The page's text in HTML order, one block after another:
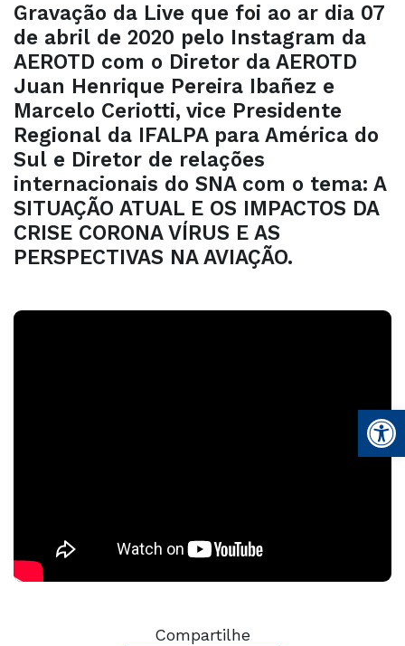
Abrir
Gravação da Live que foi ao ar dia 07
de abril de 2020 pelo Instagram da
AEROTD com o Diretor da AEROTD
Juan Henrique Pereira Ibañez e
Marcelo Ceriotti, vice Presidente
Regional da IFALPA para América do
Sul e Diretor de relações
internacionais do SNA com o tema: A
SITUAÇÃO ATUAL E OS IMPACTOS DA
CRISE CORONA VÍRUS E AS
PERSPECTIVAS NA AVIAÇÃO.
Compartilhe